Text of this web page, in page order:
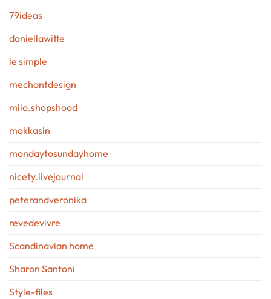
79ideas
daniellawitte
le simple
mechantdesign
milo.shopshood
mokkasin
mondaytosundayhome
nicety.livejournal
peterandveronika
revedevivre
Scandinavian home
Sharon Santoni
Style-files